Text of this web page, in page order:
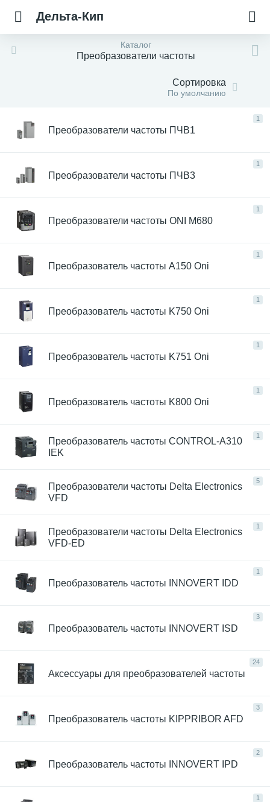
Дельта-Кип
Каталог
Преобразователи частоты
Сортировка
По умолчанию
1
Преобразователи частоты ПЧВ1
1
Преобразователи частоты ПЧВ3
1
Преобразователи частоты ONI M680
1
Преобразователь частоты A150 Oni
1
Преобразователь частоты K750 Oni
1
Преобразователь частоты K751 Oni
1
Преобразователь частоты K800 Oni
1
Преобразователь частоты CONTROL-A310
IEK
5
Преобразователи частоты Delta Electronics
VFD
1
Преобразователи частоты Delta Electronics
VFD-ED
1
Преобразователь частоты INNOVERT IDD
3
Преобразователь частоты INNOVERT ISD
24
Аксессуары для преобразователей частоты
3
Преобразователь частоты KIPPRIBOR AFD
2
Преобразователь частоты INNOVERT IPD
1